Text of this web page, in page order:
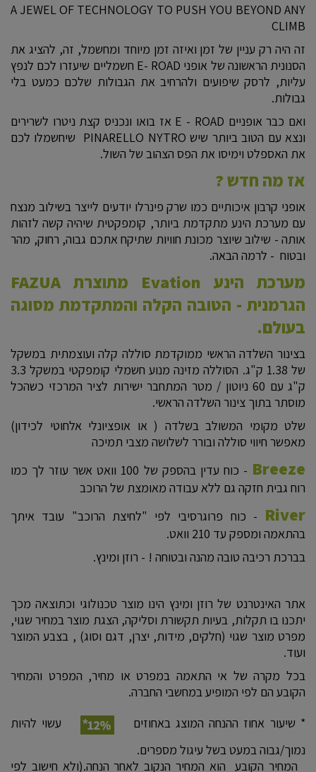
A JEWEL OF TECHNOLOGY TO PUSH YOU BEYOND ANY
CLIMB
זה היה רק עניין של זמן ואיזה זמן מיוחד ומחשמל, זה, להציג את
הסנונית הראשונה של אופני E- ROAD חשמליים שיעזרו לכם לנפץ
עליות, לרסק שיפועים ולהרחיב את הגבולות שלכם כמעט בלי
גבולות.
ואם כבר אופניים E - ROAD אז בואו ונכניס קצת ניטרו לשרירים
ונצא עם הטוב ביותר שיש PINARELLO NYTRO שיחשמלו לכם
את האספלט וימיסו את הפס הצהוב של השול.
אז מה חדש ?
אופני קרבון איכותיים כמו שרק פינרלו יודעים לייצר בשילוב מנצח
עם מערכת הינע מתקדמת ביותר, קומפקטית שיהיה קשה לזהות
אותה - שילוב שיוצר מכונת חוויות שתיקח אתכם גבוה, רחוק, מהר
ובטוח - לרמה הבאה.
מערכת הינע Evation מתוצרת FAZUA
הגרמנית - הטובה הקלה והמתקדמת מסוגה
בעולם.
בצינור השלדה הראשי ממוקדמת סוללה קלה ועוצמתית במשקל
של 1.38 ק"ג. הסוללה מזינה מנוע חשמלי קומפקטי במשקל 3.3
ק"ג עם 60 ניוטון / מטר המתחבר ישירות לציר המרכזי כשהכל
מוסתר בתוך צינור השלדה הראשי.
שלט מקומי המשולב בשלדה ( או אופציונלי אלחוטי לכידון)
מאפשר חיווי סוללה ובורר לשלושה מצבי תמיכה
Breeze
- כוח עדין בהספק של 100 וואט אשר עוזר לך כמו
רוח גבית חזקה גם ללא עבודה מאומצת של הרוכב
River - כוח פרוגרסיבי לפי "לחיצת הרוכב" עובד איתך
בהתאמה ומספק עד 210 וואט.
בברכת רכיבה טובה מהנה ובטוחה ! - רוזן ומינץ.
אתר האינטרנט של רוזן ומינץ הינו מוצר טכנולוגי וכתוצאה מכך
יתכנו בו תקלות, בעיות תקשורת וסליקה, הצגת מוצר במחיר שגוי,
מפרט מוצר שגוי (חלקים, מידות, יצרן, דגם וסוג) , בצבע המוצר
ועוד.
בכל מקרה של אי התאמה במפרט או מחיר, המפרט והמחיר
הקובע הם לפי המופיע במחשבי החברה.
* שיעור אחוז ההנחה המוצג באחוזים
עשוי להיות
נמוך/גבוה במעט בשל עיגול מספרים.
המחיר הקובע הוא המחיר הנקוב לאחר הנחה.(ולא חישוב לפי